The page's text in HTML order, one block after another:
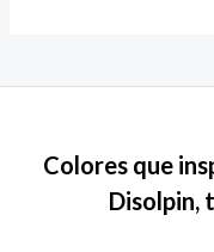
5
o
d
e
5
Colores que
Disolpin,